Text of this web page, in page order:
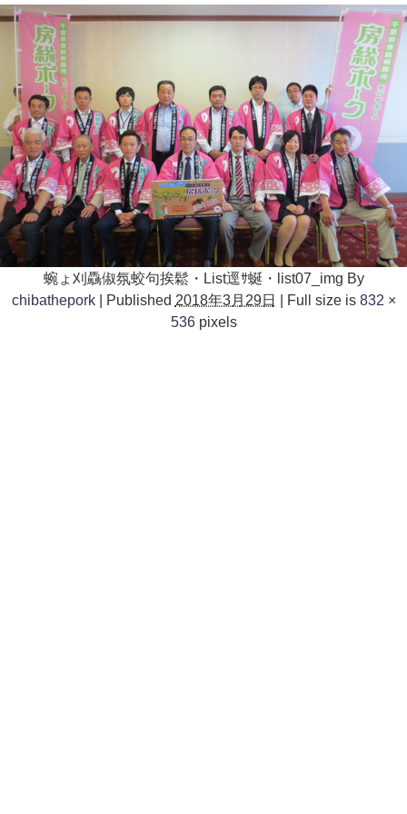
蜿ょ刈驫俶氛蛟句挨鬆・List逕ｻ蜒・list07_img By
chibathepork
Published 2018年3月29日 Full size is 832 ×
536pixels